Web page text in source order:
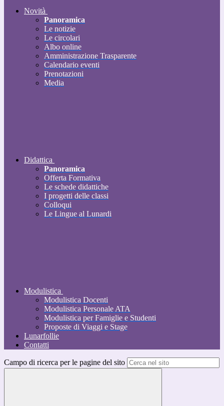
Novità
Panoramica
Le notizie
Le circolari
Albo online
Amministrazione Trasparente
Calendario eventi
Prenotazioni
Media
Didattica
Panoramica
Offerta Formativa
Le schede didattiche
I progetti delle classi
Colloqui
Le Lingue al Lunardi
Modulistica
Modulistica Docenti
Modulistica Personale ATA
Modulistica per Famiglie e Studenti
Proposte di Viaggi e Stage
Lunarfollie
Contatti
Campo di ricerca per le pagine del sito